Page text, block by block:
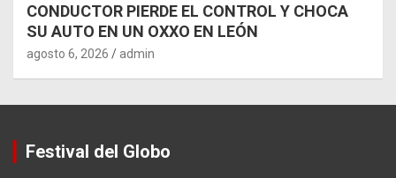
CONDUCTOR PIERDE EL CONTROL Y CHOCA
SU AUTO EN UN OXXO EN LEÓN
agosto 6, 2026 admin
Festival del Globo